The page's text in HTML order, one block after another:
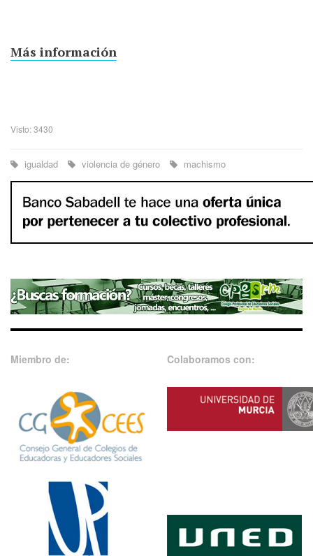
Más información
Visto: 3430
igualdad violencia de género machismo
Miembro de: Colaboramos con: